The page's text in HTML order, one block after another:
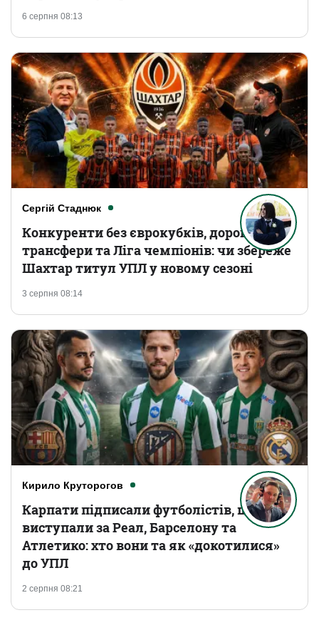
6 серпня 08:13
Сергій Стаднюк
3 серпня 08:14
Конкуренти без єврокубків, дорогі
трансфери та Ліга чемпіонів: чи збереже
Шахтар титул УПЛ у новому сезоні
Кирило Круторогов
2 серпня 08:21
Карпати підписали футболістів, що
виступали за Реал, Барселону та
Атлетико: хто вони та як «докотилися»
до УПЛ